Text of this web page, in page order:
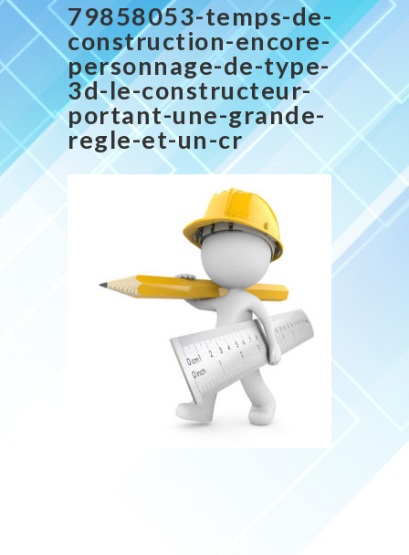
79858053-temps-de-
construction-encore-
personnage-de-type-
3d-le-constructeur-
portant-une-grande-
regle-et-un-cr